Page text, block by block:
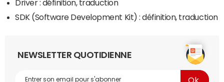
Driver : définition, traduction
SDK (Software Development Kit) : définition, traduction
NEWSLETTER QUOTIDIENNE